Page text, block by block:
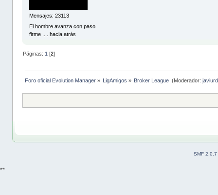
Mensajes: 23113
El hombre avanza con paso
firme .... hacia atrás
Páginas: 1 [2]
Foro oficial Evolution Manager» LigAmigos » Broker League (Moderador:
SMF 2.0.7
**